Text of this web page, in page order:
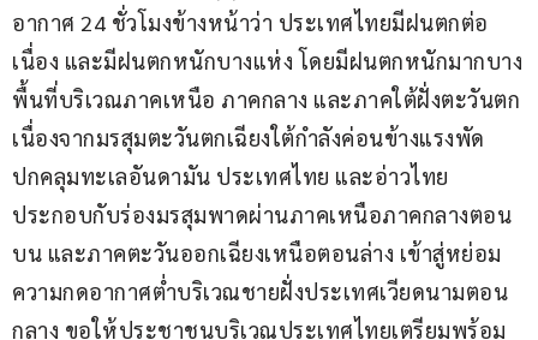
อากาศ 24 ชั่วโมงข้างหน้าว่า ประเทศไทยมีฝนตกต่อ
เนื่อง และมีฝนตกหนักบางแห่ง โดยมีฝนตกหนักมากบาง
พื้นที่บริเวณภาคเหนือ ภาคกลาง และภาคใต้ฝั่งตะวันตก
เนื่องจากมรสุมตะวันตกเฉียงใต้กำลังค่อนข้างแรงพัด
ปกคลุมทะเลอันดามัน ประเทศไทย และอ่าวไทย
ประกอบกับร่องมรสุมพาดผ่านภาคเหนือภาคกลางตอน
บน และภาคตะวันออกเฉียงเหนือตอนล่าง เข้าสู่หย่อม
ความกดอากาศต่ำบริเวณชายฝั่งประเทศเวียดนามตอน
กลาง ขอให้ประชาชนบริเวณประเทศไทยเตรียมพร้อม